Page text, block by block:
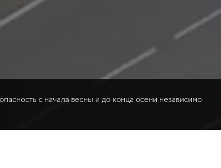
с начала весны и до конца осени независимо